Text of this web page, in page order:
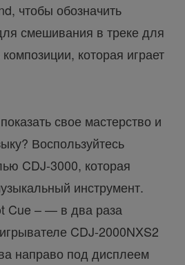
чтобы обозначить
смешивания в треке для
которая играет
свое мастерство и
Воспользуйтесь
CDJ-3000, которая
инструмент.
Cue – — в два раза
CDJ-2000NXS2
направо под дисплеем